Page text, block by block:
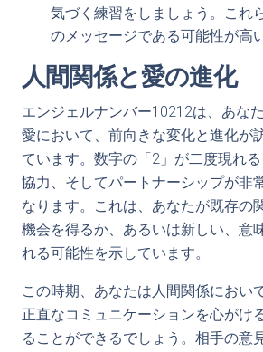
気づく練習をしましょう。これ
のメッセージである可能性が高
人間関係と愛の進化
エンジェルナンバー10212は、あな
愛において、前向きな変化と進化が
ています。数字の「2」が二度現れる
協力、そしてパートナーシップが非
なります。これは、あなたが既存の
機会を得るか、あるいは新しい、意
れる可能性を示しています。
この時期、あなたは人間関係におい
正直なコミュニケーションを心がけ
ることができるでしょう。相手の意